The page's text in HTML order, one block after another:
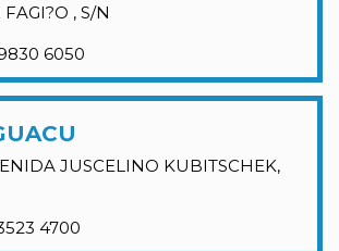
FAGI?O , S/N
6050
JUSCELINO KUBITSCHEK,
4700